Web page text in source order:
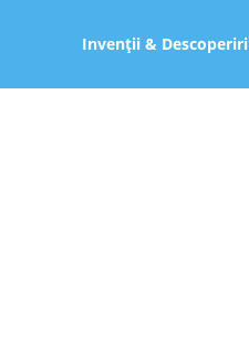
Invenții & Descoperiri